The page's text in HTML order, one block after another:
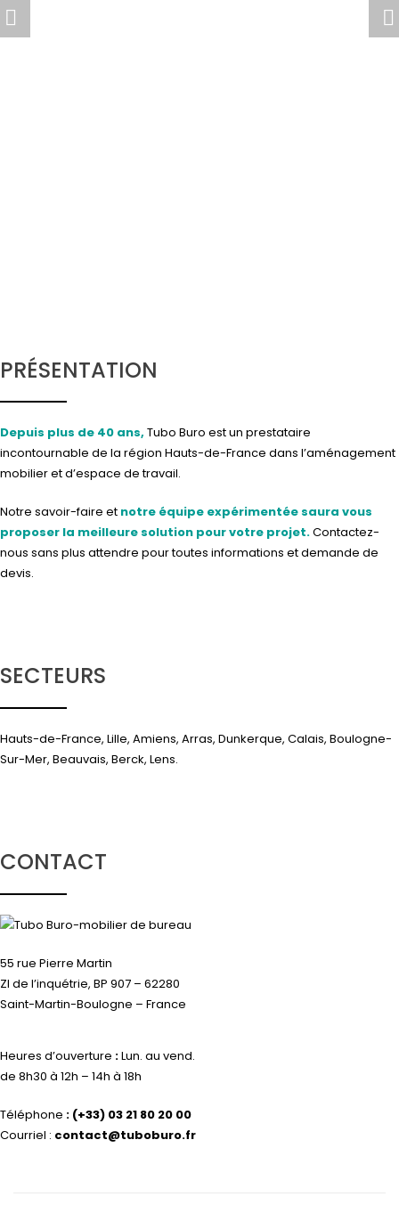
PRÉSENTATION
Depuis plus de 40 ans, Tubo Buro est un prestataire
incontournable de la région Hauts-de-France dans l’aménagement
mobilier et d’espace de travail.
Notre savoir-faire et notre équipe expérimentée saura vous
proposer la meilleure solution pour votre projet.Contactez-
nous sans plus attendre pour toutes informations et demande de
devis.
SECTEURS
Hauts-de-France, Lille, Amiens, Arras, Dunkerque, Calais, Boulogne-
Sur-Mer, Beauvais, Berck, Lens.
CONTACT
55 rue Pierre Martin
ZI de l’inquétrie, BP 907 – 62280
Saint-Martin-Boulogne – France
Heures d’ouverture :Lun. au vend.
de 8h30 à 12h – 14h à 18h
Téléphone : (+33) 03 21 80 20 00
Courriel : contact@tuboburo.fr